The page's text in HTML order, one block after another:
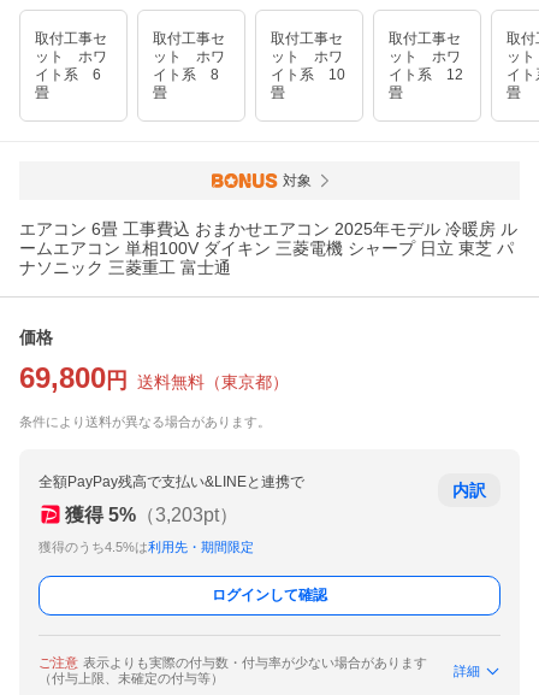
取付工事セ
ット ホワ
イト系 6
畳
取付工事セ
ット ホワ
イト系 8
畳
取付工事セ
ット ホワ
イト系 10
畳
取付工事セ
ット ホワ
イト系 12
畳
取付
ッ
イ
畳
対象
エアコン 6畳 工事費込 おまかせエアコン 2025年モデル 冷暖房 ル
ームエアコン 単相100V ダイキン 三菱電機 シャープ 日立 東芝 パ
ナソニック 三菱重工 富士通
価格
69,800 円 送料無料 （東京都）
条件により送料が異なる場合があります。
全額PayPay残高で支払い&LINEと連携で
獲得 5% （3,203pt）
獲得のうち4.5%は利用先・期間限定
内訳
ログインして確認
ご注意 表示よりも実際の付与数・付与率が少ない場合があります
（付与上限、未確定の付与等）
詳細